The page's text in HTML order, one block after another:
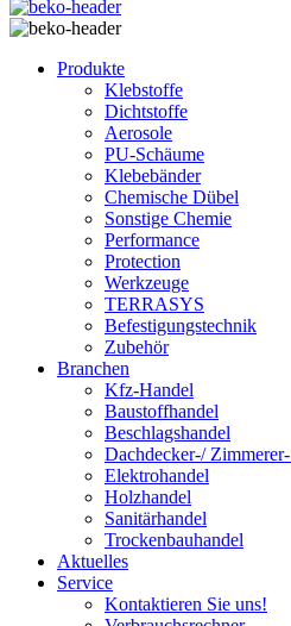
Produkte
Klebstoffe
Dichtstoffe
Aerosole
PU-Schäume
Klebebänder
Chemische Dübel
Sonstige Chemie
Performance
Protection
Werkzeuge
TERRASYS
Befestigungstechnik
Zubehör
Branchen
Kfz-Handel
Baustoffhandel
Beschlagshandel
Dachdecker-/
Elektrohandel
Holzhandel
Sanitärhandel
Trockenbauhandel
Aktuelles
Service
Kontaktieren Sie uns!